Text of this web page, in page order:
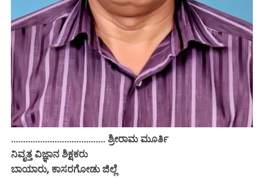
....................................... ಶ್ರೀರಾಮ ಮೂರ್ತಿ
ನಿವೃತ್ತ ವಿಜ್ಞಾನ ಶಿಕ್ಷಕರು
ಬಾಯಾರು, ಕಾಸರಗೋಡು ಜಿಲ್ಲೆ